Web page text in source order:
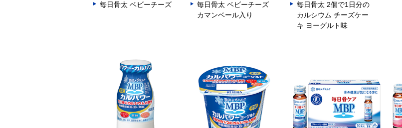
毎日骨太 ベビーチーズ
毎日骨太 ベビーチーズ
カマンベール入り
毎日骨太 2個で1日分の
カルシウム チーズケー
キ ヨーグルト味